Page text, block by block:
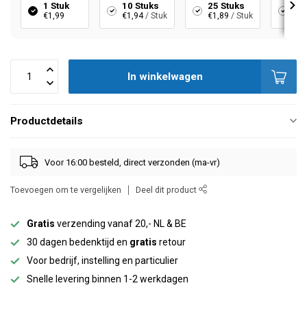
1 Stuk
€1,99
10 Stuks
€1,94 / Stuk
25 Stuks
€1,89 / Stuk
50
In winkelwagen
Productdetails
Voor 16:00 besteld, direct verzonden (ma-vr)
Toevoegen om te vergelijken Deel dit product
Gratis verzending vanaf 20,- NL & BE
30 dagen bedenktijd en gratis retour
Voor bedrijf, instelling en particulier
Snelle levering binnen 1-2 werkdagen